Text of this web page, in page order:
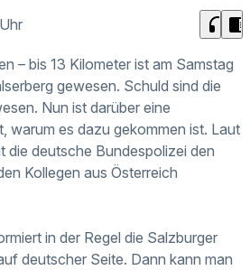
headphones chrome_reader_mode
– bis 13 Kilometer ist am Samstag
gewesen. Schuld sind die
Nun ist darüber eine
warum es dazu gekommen ist. Laut
die deutsche Bundespolizei den
Kollegen aus Österreich
in der Regel die Salzburger
deutscher Seite. Dann kann man